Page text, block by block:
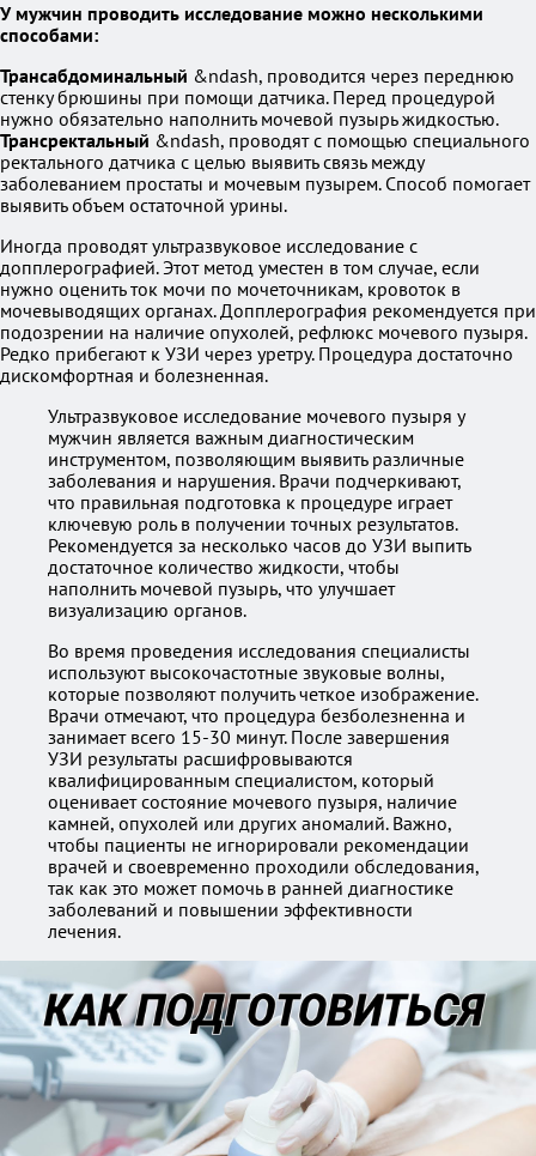
У мужчин проводить исследование можно несколькими
способами:
Трансабдоминальный &ndash, проводится через переднюю
стенку брюшины при помощи датчика. Перед процедурой
нужно обязательно наполнить мочевой пузырь жидкостью.
Трансректальный &ndash, проводят с помощью специального
ректального датчика с целью выявить связь между
заболеванием простаты и мочевым пузырем. Способ помогает
выявить объем остаточной урины.
Иногда проводят ультразвуковое исследование с
допплерографией. Этот метод уместен в том случае, если
нужно оценить ток мочи по мочеточникам, кровоток в
мочевыводящих органах. Допплерография рекомендуется при
подозрении на наличие опухолей, рефлюкс мочевого пузыря.
Редко прибегают к УЗИ через уретру. Процедура достаточно
дискомфортная и болезненная.
Ультразвуковое исследование мочевого пузыря у
мужчин является важным диагностическим
инструментом, позволяющим выявить различные
заболевания и нарушения. Врачи подчеркивают,
что правильная подготовка к процедуре играет
ключевую роль в получении точных результатов.
Рекомендуется за несколько часов до УЗИ выпить
достаточное количество жидкости, чтобы
наполнить мочевой пузырь, что улучшает
визуализацию органов.
Во время проведения исследования специалисты
используют высокочастотные звуковые волны,
которые позволяют получить четкое изображение.
Врачи отмечают, что процедура безболезненна и
занимает всего 15-30 минут. После завершения
УЗИ результаты расшифровываются
квалифицированным специалистом, который
оценивает состояние мочевого пузыря, наличие
камней, опухолей или других аномалий. Важно,
чтобы пациенты не игнорировали рекомендации
врачей и своевременно проходили обследования,
так как это может помочь в ранней диагностике
заболеваний и повышении эффективности
лечения.